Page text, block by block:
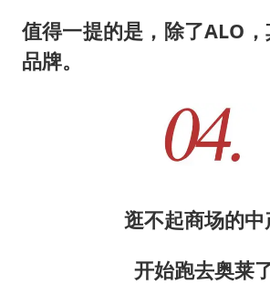
值得一提的是，除了ALO
品牌。
逛不起商场的中
开始跑去奥莱